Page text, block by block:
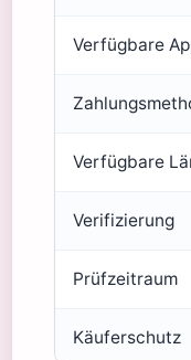
Verfügbare
Verfügbare
Verifizierung
Prüfzeitraum
Käuferschutz